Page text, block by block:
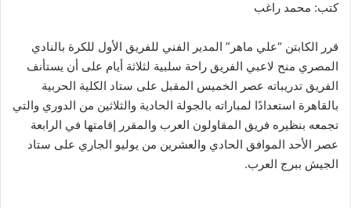
كتب: محمد راغب
قرر الكابتن “علي ماهر” المدير الفني للفريق الأول للكرة بالنادي
المصري منح لاعبي الفريق راحة سلبية لثلاثة أيام على أن يستأنف
الفريق تدريباته عصر الخميس المقبل على ستاد الكلية الحربية
بالقاهرة استعدادًا لمباراته بالجولة الحادية والثلاثين من الدوري والتي
تجمعه بنظيره فريق المقاولون العرب والمقرر إقامتها في الرابعة
عصر الأحد الموافق الحادي والعشرين من يوليو الجاري على ستاد
الجيش ببرج العرب.